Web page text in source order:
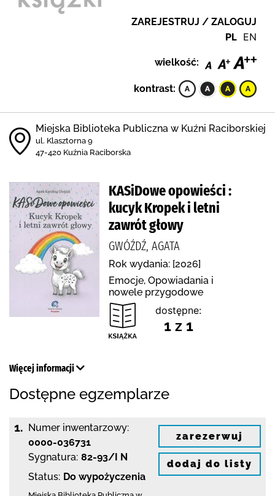
ZAREJESTRUJ / ZALOGUJ
PL EN
wielkość:
kontrast:
Miejska Biblioteka Publiczna w Kuźni Raciborskiej
ul. Klasztorna 9
47-420 Kuźnia Raciborska
KASiDowe opowieści :
kucyk Kropek i letni
zawrót głowy
GWÓŹDŹ, AGATA
Rok wydania: [2026]
Emocje, Opowiadania i
nowele przygodowe
dostępne:
1 z 1
Więcej informacji
Dostępne egzemplarze
1. Numer inwentarzowy:
0000-036731
Sygnatura: 82-93/I N
Status: Do wypożyczenia
zarezerwuj
dodaj do listy